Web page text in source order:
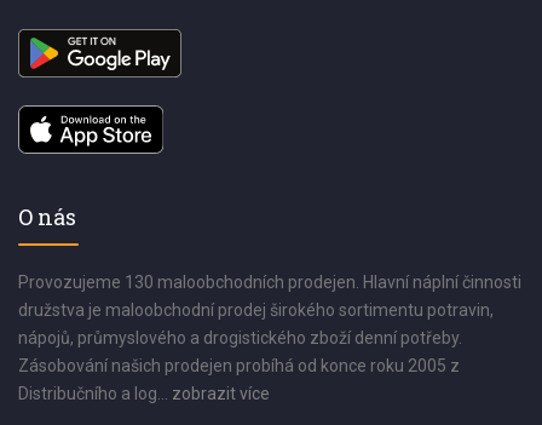
O nás
Provozujeme 130 maloobchodních prodejen. Hlavní náplní činnosti
družstva je maloobchodní prodej širokého sortimentu potravin,
nápojů, průmyslového a drogistického zboží denní potřeby.
Zásobování našich prodejen probíhá od konce roku 2005 z
Distribučního a log... zobrazit více